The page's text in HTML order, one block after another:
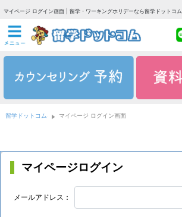
マイページ ログイン画面 | 留学・ワーキングホリデーなら留学ドットコム
留学ドットコム マイページ ログイン画面
マイページログイン
メールアドレス：